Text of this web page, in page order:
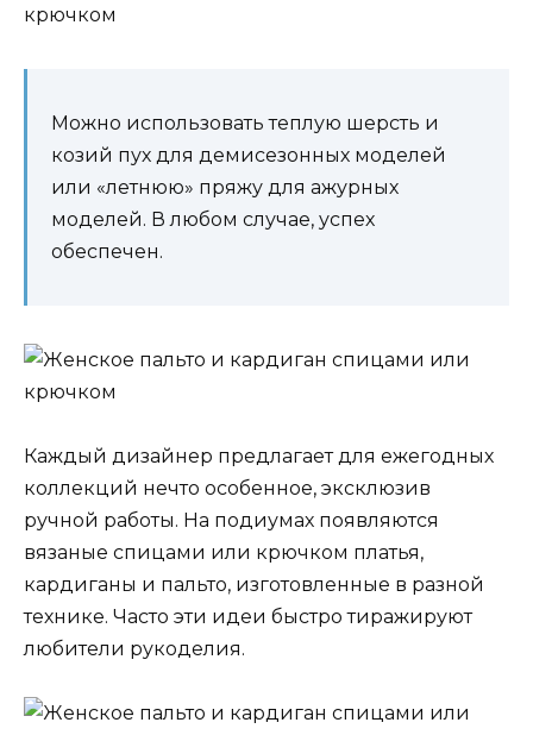
Можно использовать теплую шерсть и
козий пух для демисезонных моделей
или «летнюю» пряжу для ажурных
моделей. В любом случае, успех
обеспечен.
Каждый дизайнер предлагает для ежегодных
коллекций нечто особенное, эксклюзив
ручной работы. На подиумах появляются
вязаные спицами или крючком платья,
кардиганы и пальто, изготовленные в разной
технике. Часто эти идеи быстро тиражируют
любители рукоделия.